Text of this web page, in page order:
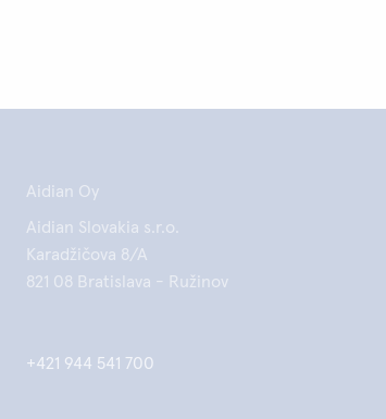
Aidian Oy
Aidian Slovakia s.r.o.
Karadžičova 8/A
821 08 Bratislava - Ružinov
+421 944 541 700